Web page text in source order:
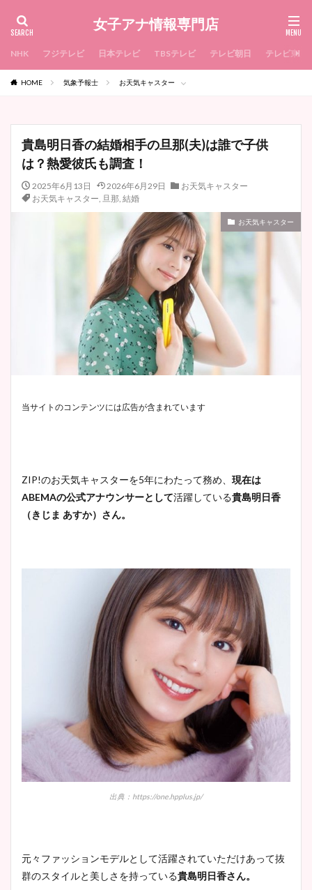
女子アナ情報専門店
NHK フジテレビ 日本テレビ TBSテレビ テレビ朝日 テレビ東京
HOME 気象予報士 お天気キャスター
貴島明日香の結婚相手の旦那(夫)は誰で子供
は？熱愛彼氏も調査！
2025年6月13日 2026年6月29日
お天気キャスター
お天気キャスター, 旦那, 結婚
お天気キャスター
当サイトのコンテンツには広告が含まれています
ZIP!のお天気キャスターを5年にわたって務め、 現在は
ABEMAの公式アナウンサーとして活躍している貴島明日香
（きじま あすか）さん。
出典：https://one.hpplus.jp/
元々ファッションモデルとして活躍されていただけあって抜
群のスタイルと美しさを持っている貴島明日香さん。